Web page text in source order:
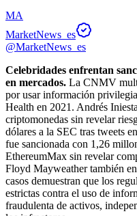
MA
MarketNews_es
@MarketNews_es
Celebridades enfrentan
en mercados. La CNMV
por usar información
Health en 2021. Andrés
criptomonedas sin revelar
dólares a la SEC tras tweets
fue sancionada con 1,26
EthereumMax sin revelar
Floyd Mayweather también
casos demuestran que los
estrictas contra el uso de
fraudulenta de activos,